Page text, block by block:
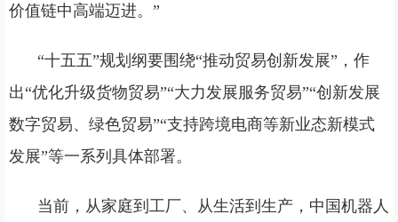
价值链中高端迈进。”
“十五五”规划纲要围绕“推动贸易创新发展”，作
出“优化升级货物贸易”“大力发展服务贸易”“创新发展
数字贸易、绿色贸易”“支持跨境电商等新业态新模式
发展”等一系列具体部署。
当前，从家庭到工厂、从生活到生产，中国机器人